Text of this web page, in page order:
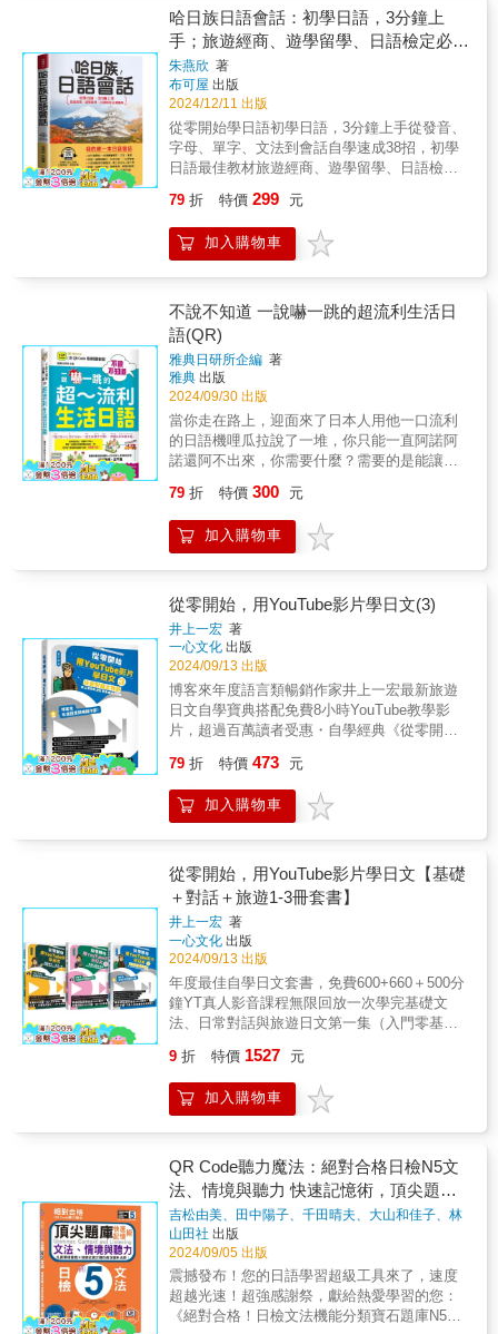
盲點。除了文法概念之外，本間老師也針對口
語的日語使用做了豐富的介紹，讓學習者在說
日語時不再僵硬不自然。三、課後複習完成正
課學習後，別忘了和本間老師一起複習所學！
1.學習總複習－會話、聽力會話不是只要會
「說」，還要會「聽」，本間老師在學習總複
習安排了會話、聽力共2個部分，除了和他人練
習互相對話，也要練習聽出音檔播放的會話
題，練習回答；在如此多元的練習之下，不僅
能增快進行日語會話時的反應速度，也能拓展
話題的豐富度。2.延伸學習做完了學習總複
習，本間老師也整理出了與該課主題相關的各
身和正課學習的部分，還能藉延伸學習認識更
多單字，在與他人進行會話時，也有更多的話
題能隨時信手拈來，與人侃侃而談。3.日本人
の心在每一課的最後，本間老師都準備了小小
的日本文化知識，在學習的過程中，增添了一
分文化氣息，不僅學習日語，也更了解日本人
的思維、習慣、生活方式。★本間老師的8大堅
持，是學習日語會話的最大助力！適合學習的
份量設計 全書分為「餐廳」、「在警察
局」、「詢問如何前往、指路」、「拜訪」、
分，一次要學習的份量不多，不會對學習感到
恐懼。同一課的相同主題之下，又可進行3～4
語生活會話5大必備場景：「餐廳」、「在警察
局」、「詢問如何前往、指路」、「拜訪」、
「規則、習慣」。只要先學好這5個最基本的會
話情境，就能和他人進行許多話題類型的對
話。事半功倍的重點整理 本間老師特闢一
部分專門解說，針對重要文法概念、口語的日
語使用一一做介紹，讓學習者能在熟悉基本文
力的加分利器。雙管齊下的聽說訓練 想和
他人順利進行會話，「說」、「聽」能力缺一
不可，本間老師深知此重要性，在書中特別設
計了會話、聽力並重的訓練，要讓每位學習者
為了讓練習會話更有趣，本間老師構思了各式
各樣的互動練習，可以實際和他人一起進行練
習活動，也可以透過音檔來進行單人的模擬會
話練習，會話練習不再只有單調的照著課本
唸，而是需要更多思考、參與，更有學習效果
的練習活動。不可不知的文化知識 在每一
課的最後，本間老師還為學習者準備了小小的
日本文化知識，不僅學習日語，也更了解日本
人的思維、習慣、生活方式。輕鬆活潑的輔助
插圖 書中有豐富且大量的插圖，一邊可增
加學習的樂趣、一邊還可輔助記憶，學習不是
枯燥乏味的例行公事，而是輕鬆、愉快的探索
旅程。標準發音的朗讀音檔 作者攜日籍名
是在公車上或是捷運裡，掃描下載聆聽，隨時
隨地都可以練習日語會話，說出一口道地的日
語！本間老師傾注多年教學經驗，設計出系統
最完整的日語會話學習書《元氣日語會話 進
階》，不僅活潑、有趣，更是面面俱到，想要
顯著提升日語會話的能力，就一起跟著本間老
師往前走吧！
與日本人面對面交流，培養語感。場景卡： 想
像自己點咖啡，畫面在腦中成形，讓日語自然
流進腦海。第六不，不怕用不出：練到閉上眼
睛就能脫口說出，實用句型輕鬆上手！場景
卡： 只要熟練書中71個生活情境句型，不假思
索也能流利應對！第七不，不怕學不會：建立
基礎後，直接和日本朋友或同事交流，輕鬆應
對壓力情境。場景卡： 和日本朋友聊日常，從
「天氣真好」到「今天吃什麼」，反射性回答
不再是難題！ 本書由， 二十年編寫日
活實際經驗編輯 20個日常生活場面日語 ×
71張生活情境圖 透過本書，您將知
道： ♥ 到日本打工如何面試？ ♥ 怎麼
險？ ♥ 怎麼跟鄰居打招呼？ ♥ 食衣住
行輕鬆開口說！ ♥ 日本人都在用的談天、
交友好用句！ ♥ 到日本各地旅行都用得到
的日語…等。一天一練，告別日語尷尬，讓日
本人聽懂您！無論您是想提升日語能力、準備
打工遊學、留學生活，還是夢想成為自信滿滿
的背包客，本書是您的必備工具書！這本書有
什麼厲害的？1.一天一練習，輕鬆學會日語會
日語，學會「容易聽懂、自己想說」的萬用句
型。2.71種情境插圖，帶您模擬真實日語環境
從咖啡廳點餐到便利商店購物，真實生活中用
得到的場景全都有，讓您擺脫不敢開口的困
過看、聽、說的全方位練習法，把日語變成身
體反應，自然脫口而出！本書適合誰？・初學
者：零基礎也能快速上手，從簡單句子開始，
越學越有成就感！・留學生& 打工遊學者：快
速提升溝通能力，讓生活不再卡關！・背包
客：用日語遊遍日本，讓旅程更有趣、更深
入！
自己學了好多單字卻不確定記住了多少？別擔
心！本書每個章節都貼心設計了單字填空題，
讓你邊學邊測，記憶不再只停留在短期，更能
快速驗證實力，讓學習成就感噌噌上升！ 亮點
搶先看： ▲填空練習，記憶加倍深植！ 趁記憶
猶新時立刻進行回憶練習，單字從此住進腦海
深處，怎麼也忘不掉！ ▲假名提示，題目即是
延伸學習！ 每題標註日文假名，邊做邊學更多
單字，輕鬆擴展你的詞彙量！ ▲前後推敲，閱
讀能力同步提升！ 透過上下文線索找答案，不
僅強化單字記憶，更練出N2級別的閱讀技巧！
3.針對日檢6大題，題型全攻略，合格沒煩惱！
想在日檢N2單字題上穩穩拿分？這本書不僅深
能力的全能訓練，讓單字題變得簡單到你會懷
疑人生！ 亮點搶先揭曉： ▲專攻第4大題，跨
覆第3到第6大題！ 不只是專精一類題型，更能
舉一反三，全面提升應試能力，讓你在考場上
如魚得水。 ▲相近詞填空，辨析能力UP！ 學
會如何區分單字細微差異，填對題目不再靠
「蒙」，而是真正懂！ ▲句意理解，閱讀能力
同步加強！ 透過句意推敲正確答案，練的不只
是單字，還有快速抓重點的閱讀技巧！ 4. 50音
排序＋情境連結，字典秒變學習神器！ 想查單
順索引表就是你的日語萬用字典，讓你查單字
不僅快，還能順便複習相似詞彙，一次學更
多，事半功倍，效率飆升！ 亮點全揭： ▲50音
樣輕鬆，精準找到重點，不再浪費寶貴學習時
間！ ▲情境串聯，查一個學一串！ 單字按情境
編排，查一個就能順便複習一整組相關詞彙，
記憶加倍牢固！ ▲省時省力，學習效率全面提
升！ 單字不再是孤島，查找→複習→掌握，一
氣呵成，讓學習過程省時又高效！ 5.日籍老師
親配音，語感爆棚、聽力開掛！ 想讓日文單字
的標準東京腔發音，讓你邊聽邊記，單字反覆
進腦，自然養成語感，還能秒提升聽力，聽得
懂、說得出口，輕鬆搞定日檢N2！ 亮點搶先
開耳朵學日語，再忙也不怕學不會！ ▲日籍老
師配音，語感聽力同步提升！ 不只學單字，還
能學會標準發音，說出口就是地道東京腔！ ▲
軽考試軍師，輕鬆擊破學習盲點！ 反覆聆聽，
牢記單字，搭配閱讀練習，讓單字成為考場高
分利器！ 自學、考試都適用，現在就開始，讓
語感＋聽力雙重升級，日檢合格更有底氣！
生活中，有關食、衣、住、行的各個生活層
面。◆網羅生活、旅遊日本，會遇到的各式情
境。透過書中的每個情境，可以深切感受到極
為濃厚的東瀛氣氛。學習到日本現有的文化風
俗習慣，以及日本人應對進退的禮節習慣。◆
透過耳到、口到的反覆練習，再加上豐富的例
句、對日本文化的認識。◆在完全融入日本語
的學習環境下，您所學的日語，將更為實用、
用猜，您知道，作者也知道。您學日文，主要
學日文的目標，是要能開口說話。所以本公司
製作的每一本日文教材，都是以讓您自然開口
說日語為目的而設計的。就從今日開始，開口
說流利的日語！【循序漸進、穩紮穩打】◆寫
給毫無基礎、或學過多年日語徒勞無功者，短
時間內脫胎換骨，馬上可以用日語和日本人聊
天。◆輕鬆就學會日語，零壓力、沒煩惱赴日
觀光、洽商、遊學、留學、生活，皆適用◆簡
單易學，是短時間＆高效率的最佳日語會話書
可以馬上套用，迅速強化日語基礎，輕鬆學好
日語◆初學、自學、日語檢定考試，強化日語
實力的跳板易學易記，是哈日族在短期內，學
會說日語的好幫手輕鬆開口，流利又道地，讓
您馬上和日本人聊不停。 【附贈免費QR Code
線上MP3音檔】◆爲了使讀者學習最正確的發
音、語調，本書的外師標準錄音，以「免費QR
業播音員親自錄音，配合線上MP3反覆練習，
自然可學到一口標準正確的日語發音、語調，
輕輕鬆鬆就把日語學好。
延伸學習，一氣呵成，迅速突破瓶頸，練就臨
場好聽力！ 4.零壓力！ 每天10分鐘，只要利用
零散的時間，輕鬆學習無負擔！ 佳評如潮！增
進日語聽力的首選！堂堂推出《每天10分鐘，
聽聽日本人怎麼說 新版》！工作、上學、進
修、旅遊、上網、看電視、追星……，內容包
羅萬象，讓您如同身在日本！您想聽懂日本人
在說什麼嗎？本書一次滿足所有對日語聽力學
習有需求的讀者！您是想考日檢，不知道怎麼
準備「聽解」科目的考生嗎？是想進日商，與
NHK新聞，掌握最新日本資訊大小事的菁英
嗎？是想去日本自助旅行，深入體驗日本旅遊
樂趣的玩家嗎？是想去日本打工度假，順利在
學，認真在日本進修充電的學生嗎？是想看
懂、聽懂日劇，更加融入劇情的粉絲嗎？★第
一本專為華人設計的日語聽力學習書，原來日
語聽力可以立即提升！ 一般華人在學習日
語時，因為懂得日文的漢字，所以「讀」和
「寫」都不成問題，但「聽」與「說」卻困難
重重。尤其是聽力，因為聽不懂日本人在說什
麼，就更難以交談、對話。 本書作者林潔?
容分成11大單元、77則情境對話，並運用每天
上提升聽力。★包羅萬象的主題，學習零疏
漏！特聘名師錄製音檔，宛如置身日本，練習
聽力居然可以這麼有趣！ 全書共有11大單
元、77則情境對話，內容包羅萬象。例如： 第
1單元「交通」：機內搭乘廣播、電車發車的廣
播、路況報導……第2單元「觀光旅遊」：入境
審查、預約住宿、問路……第3單元「餐飲」：
點菜、抱怨、結帳……第4單元「購物」：百貨
公司活動介紹的廣播、超市的特賣介紹、試
穿……第5單元「電視」：天氣預報、電視購
物、新節目的宣傳……第6單元「學校與公
司」：升學、選課、開戶、拜訪客戶、交換名
片……第7單元「家庭」：家人的介紹、丟垃圾
的方法、出門……第8單元「通訊」：轉接電
話、電話的留言、郵寄……第9單元「社交」：
久別重逢、邀約、會合、請託、道歉……第10
第11單元「困擾」：受診、遺失、算錯
錢…… 也就是說，舉凡在日本一定會碰到
的場面，還有一定會聽到的新聞、廣播、對
話，本書通通都有，學習零疏漏！再加上特聘
名師錄製音檔，搭配具有臨場感的配樂，學習
效果好，學習聽力再也不枯燥了！★循序漸進
學習法，打下穩固的日語基礎，不只聽力變
好，閱讀程度也能大幅提升！ 全書77則情
鍵單字」→「聽聽看」→「回答問題」→「確
式，學習循序漸進、一氣呵成，每天只要10分
鐘，沉浸在情境裡，日積月累下，日語聽、
說、讀、寫的能力便能同步大幅提升！10分鐘
的學習步驟如下：步驟一：用1分鐘，先掌握關
鍵單字！步驟二：用2分鐘，聽聽音檔說什麼！
步驟三：用1分鐘，回答問題，音檔的內容都聽
懂了嗎？步驟四：用2分鐘，一邊看原文，再聽
一次音檔，對照中文翻譯，理解所有內容！步
驟五：用2分鐘，複習原文中出現的句型，增強
實力！步驟六：用2分鐘，延伸學習相關實用單
字，您也是聽力達人！ 每天只要10分鐘，
《每天10分鐘，聽聽日本人怎麼說》滿足所有
哈日族日語會話：初學日語，3分鐘上
手；旅遊經商、遊學留學、日語檢定必備
寶典。(附線上MP3)
朱燕欣 著
布可屋 出版
2024/12/11 出版
從零開始學日語初學日語，3分鐘上手從發音、
字母、單字、文法到會話自學速成38招，初學
日語最佳教材旅遊經商、遊學留學、日語檢定
問題【我的第一本日語會話】◆從50音開始，
快速學會單字、文法、會話◆旅遊、留學與觀
光、生活日語，一口氣學會◆10倍速聯想式學
市◆自學最佳秘笈，現學現用，學習好輕鬆
【全方位、循序漸進、穩紮穩打】◆由淺入
深，介紹日語發音、單字、文法、會話◆迷你
對話、文法重點分析，一步到位，一本就夠◆
日語實力，快速提升，立刻擁有日檢N4、N5的
程度◆寫給毫無基礎、或學過多年日語徒勞無
功者，短時間內脫胎換骨，馬上可以用日語和
日本人聊天。【本書特色】◆學會日語，零壓
力、沒煩惱◆赴日觀光、洽商、遊學、留學、
生活，皆適用◆簡單易學，是短時間＆高效率
日語基礎，輕鬆學好日語◆初學、自學、日語
檢定考試，強化日語實力的跳板◆易學易記，
是哈日族在短期內，學會說日語的好幫手◆輕
停。 【內容重點】◆本書以會話為主，特別精
心安排旅遊、留學與觀光、生活有密切關係的
會話。◆全方位學好日語由淺入深、循序漸
進，介紹日語會話、單字、文法迷你對話、重
點分析，一步到位◆從會話中也能學得旅遊、
生活中所需的常識。每單元後面的「比手畫
腳」、「風俗習慣」、「生活小常識」，具知
活學活用，舉一反三，早一步獲得最後的成
功，學會說日語！【本書使用方法】◆1.第一
篇為日語發音概論在學會話前請反覆練習，以
熟悉假名的唸法。◆2.第二篇為基本表現篇，
感動的各種表現方式，掌握這些表現，在基本
禮節上，便能應付得體了。◆3.第三、四篇為
實際應用會話，從第１課的「打招呼」開始，
共收三十個日語場景會話，其中包括「觀光日
語會話」、「生活日語會話」，及「留學生活
日語」，學會了，就可以輕鬆和日本人聊不
停，溝通快速流利。【學習重點】學日語會話
最重要的就是聽、說。◆首先，就是聽的部
份，留意「請注意聽」的單元，豎起耳朵跟聽
跟讀，跟著線上MP3中，日語老師的錄音，反
覆地聽幾遍，就能練就日語好聽力。◆接下
來，就是說的部份，口頭練習基本語句，留意
「請記住下列字詞」、「請看中文說日文」單
元，跟著日語老師大聲唸出來，多唸幾次，習
不假思索，就能脫口說出來。◆我們深信學語
言，只要有持之以恆的態度，配合線上MP3，
反覆練習，不用上補習班，你就可以自學成
功，搖身一變成為道地的日本通。【日語中最
美的一句話是什麼？】◆NHK曾對活躍於各大
公司行號的主管級人員，做過問卷調查，內容
竟然是最簡單、最平常的一句話：「ありがと
う」這句日語的確實讓人聽來，覺得是極為悅
79 折 特價 299 元
加入購物車
不說不知道 一說嚇一跳的超流利生活日
語(QR)
雅典日研所企編 著
雅典 出版
2024/09/30 出版
當你走在路上，迎面來了日本人用他一口流利
的日語機哩瓜拉說了一堆，你只能一直阿諾阿
諾還阿不出來，你需要什麼？需要的是能讓你
不難八大學習單元讓日語口語會話能力更上層
樓必備單字 基本句型關鍵動詞 道地成語俚語擬
79 折 特價 300 元
加入購物車
從零開始，用YouTube影片學日文(3)
井上一宏 著
一心文化 出版
2024/09/13 出版
博客來年度語言類暢銷作家井上一宏最新旅遊
日文自學寶典搭配免費8小時YouTube教學影
片，超過百萬讀者受惠・自學經典《從零開
場、地鐵、餐廳、飯店、超商、超市⋯⋯旅遊
情境一網打盡・服務業專用句型超過200句，一
次搞懂服務生和店員在說什麼・真實情境錄音
宏」總點閱率超過3000萬次，訂閱人數35萬・
適用對象：零基礎自學者（請搭配第一、二集
學習）本書專屬YouTube教材影片8小時：
https://www.youtube.com/watch?
v=C_rhUEDXG44井上老師精心為初學者設計
的旅遊日文情境對話，從零開始加上最基礎的
文法，還有超常聽到的數百句服務業用語、現
場錄音解析，讓讀者再也不用猜測對方在說什
麼。本書也為了無基礎的讀者詳細講解日文基
礎文法，並深入講解服務業專用的尊敬語和謙
案、CD等播放工具，全書教材YouTube教學影
片免費大公開，影片全長500分鐘，絕對是市面
上最簡單、便宜、又有效的課程。百萬YT粉絲
可以免費用YouTube學習且內容還很豐富紮
實。立馬買了書回家看。希望老師可以多出一
些為檢定考試設計的書搭配YouTube, 我一定手
刀去買。@user-rl3yy4sf9t：老師真的很好，每
次都免費讓我們學習好多在外面要付錢學習的
東西！雖然目前還在努力，但真的很謝謝老
師。@joanneli8520：學日文大概半年，我真的
很少留言，但我覺得井上老師真的太用心，一
79 折 特價 473 元
加入購物車
從零開始，用YouTube影片學日文【基礎
＋對話＋旅遊1-3冊套書】
井上一宏 著
一心文化 出版
2024/09/13 出版
年度最佳自學日文套書，免費600+660＋500分
鐘YT真人影音課程無限回放一次學完基礎文
法、日常對話與旅遊日文第一集（入門零基礎
語篇）套書・會講中文的日籍老師為零基礎者
設計：(1)22堂入門YT日語課 (2)12堂日常對話
訓練(3)25堂旅遊日語・專屬教材1760分鐘YT真
日語，循序漸進，打好自學基礎・不斷再版，
榮獲博客來書店語言學習類年度暢銷榜・日文
自學者讚嘆：教材搭配真人老師的教學影片和
單純看書自學相比，效率真的差很大！・頻道
總點閱率超過3300萬次，超過35萬粉絲按讚：
這是YT上最棒的日語教學系列各位好，我是生
於神戶的日本語老師井上一宏，在二十三歲的
時候來到台灣留學，並取得了台灣師範大學的
政治研究所碩士。回到日本之後，長期在
9 折 特價 1527 元
加入購物車
QR Code聽力魔法：絕對合格日檢N5文
法、情境與聽力 快速記憶術，頂尖題庫
(16K＋QR Code 線上音檔)
吉松由美、田中陽子、千田晴夫、大山和佳子、林
勝田、山田社日檢題庫小組
山田社 出版
2024/09/05 出版
震撼發布！您的日語學習超級工具來了，速度
超越光速！超強感謝祭，獻給熱愛學習的您：
《絕對合格！日檢文法機能分類寶石題庫N5》